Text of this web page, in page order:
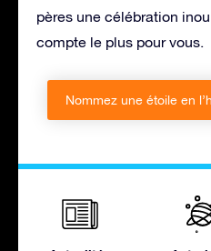
pères une célébration
compte le plus pour vous.
Nommez une étoile en